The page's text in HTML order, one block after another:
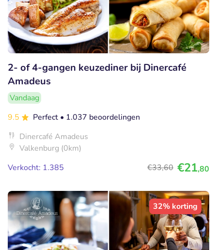
2- of 4-gangen keuzediner bij Dinercafé
Amadeus
Vandaag
9.5
Perfect • 1.037 beoordelingen
Dinercafé Amadeus
Valkenburg (0km)
Verkocht: 1.385
€33,60 €21,80
32% korting